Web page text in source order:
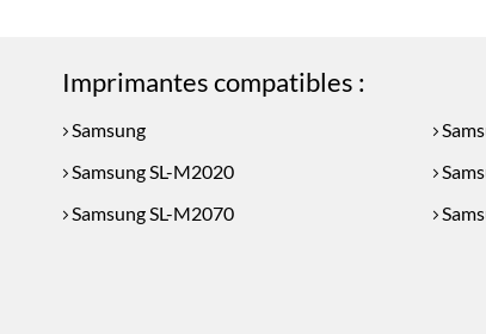
Imprimantes compatibles :
Samsung
Samsung SL-M2020
Samsung SL-M2070